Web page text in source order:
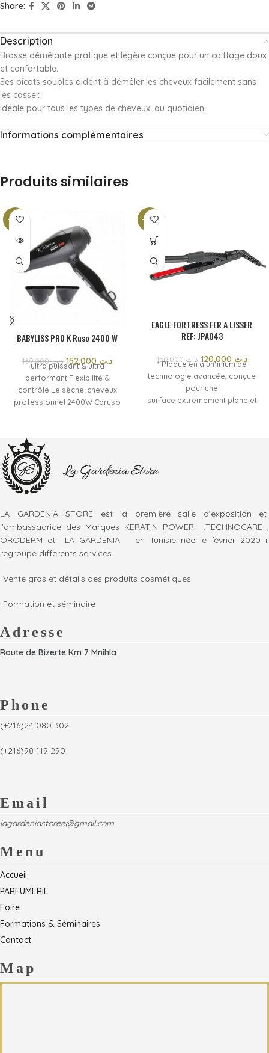
Share:
Description
Brosse démêlante pratique et légère conçue pour un coiffage doux
et confortable.
Ses picots souples aident à démêler les cheveux facilement sans
les casser.
Idéale pour tous les types de cheveux, au quotidien.
Informations complémentaires
Produits similaires
-10%
SOLD
BABYLISS PRO K Ruso 2400 W
د.ت169,000 د.تultra puissant & ultra
performant Flexibilité &
contrôle Le sèche-cheveux
professionnel 2400W Caruso
Une touche d’air froid + une
position fixe pour un air froid
continu et une parfaite fixation
et tenue du résultat
-20%
EAGLE FORTRESS FER A LISSER
REF: JPA043
د.ت150,000 د.ت
* Plaque en aluminium de
technologie avancée, conçue
pour une
surface extrêmement plane et
enchevêtrement; Pivote à 360
LA GARDENIA STORE est la première salle d’exposition et
l’ambassadrice des Marques KERATIN POWER ,TECHNOCARE ,
ORODERM et LA GARDENIA en Tunisie née le février 2020 il
regroupe différents services
-Vente gros et détails des produits cosmétiques
-Formation et séminaire
Adresse
Route de Bizerte Km 7 Mnihla
Phone
(+216)24 080 302
(+216)98 119 290
Email
lagardeniastoree@gmail.com
Menu
Accueil
PARFUMERIE
Foire
Formations & Séminaires
Contact
Map